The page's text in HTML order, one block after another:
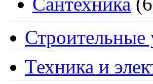
Строительные
Техника и